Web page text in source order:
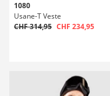
1080
Usane-T Veste
CHF 314,95 CHF 234,95